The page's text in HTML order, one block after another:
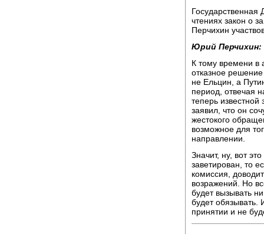
Государственная
чтениях закон о
Перчихин
Юрий Перчихин:
К тому времени в
отказное
не Ельцин, а
период, отвечая
теперь
заявил, что он
жестокого
возможное для
направлении.
Значит, ну, вот
заветирован, то
комиссия,
возражений. Но
будет вызывать
будет обязывать.
принятии и не